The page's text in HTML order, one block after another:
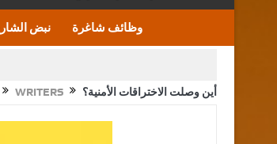
نبض وظائف شاغرة
الأمن يتلف 16 مليون حبة كبتاجون و1480 كغم مواد مخدرة
القاضي
WRITERS أين وصلت الاختراقات الأمنية؟